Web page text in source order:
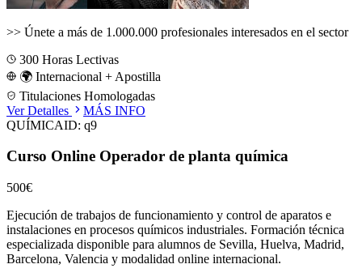
>> Únete a más de 1.000.000 profesionales interesados en el sector
300 Horas Lectivas
🌍 Internacional + Apostilla
Titulaciones Homologadas
Ver Detalles
MÁS INFO
QUÍMICAID: q9
Curso Online Operador de planta química
500€
Ejecución de trabajos de funcionamiento y control de aparatos e
instalaciones en procesos químicos industriales. Formación técnica
especializada disponible para alumnos de Sevilla, Huelva, Madrid,
Barcelona, Valencia y modalidad online internacional.